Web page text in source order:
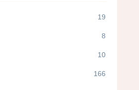
19
8
10
166